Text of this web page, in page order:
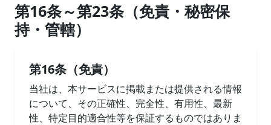
第16条～第23条（免責・秘密保
持・管轄）
第16条（免責）
当社は、本サービスに掲載または提供される情報
について、その正確性、完全性、有用性、最新
性、特定目的適合性等を保証するものではありま